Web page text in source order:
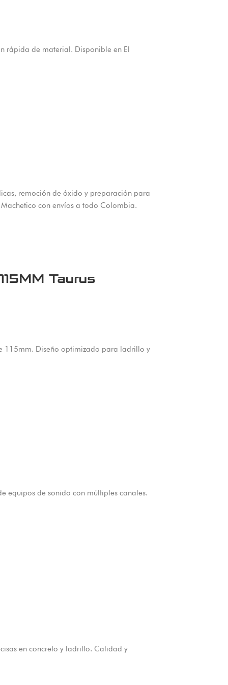
rápida de material. Disponible en El
remoción de óxido y preparación para
con envíos a todo Colombia.
Taurus
115mm. Diseño optimizado para ladrillo y
equipos de sonido con múltiples canales.
en concreto y ladrillo. Calidad y